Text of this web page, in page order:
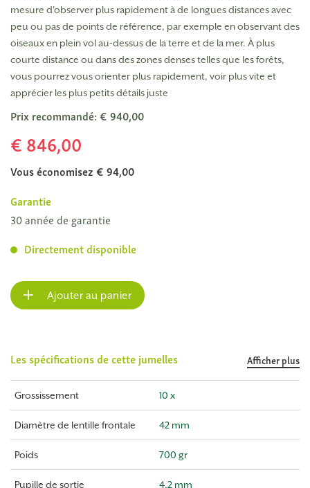
mesure d'observer plus rapidement à de longues distances avec
peu ou pas de points de référence, par exemple en observant des
oiseaux en plein vol au-dessus de la terre et de la mer. À plus
courte distance ou dans des zones denses telles que les forêts,
vous pourrez vous orienter plus rapidement, voir plus vite et
apprécier les plus petits détails juste
Prix recommandé: € 940,00
€ 846,00
Vous économisez € 94,00
Garantie
30 année de garantie
Directement disponible
Ajouter au panier
Les spécifications de cette jumelles Afficher plus
Grossissement 10 x
Diamètre de lentille frontale 42 mm
Poids 700 gr
Pupille de sortie 4,2 mm